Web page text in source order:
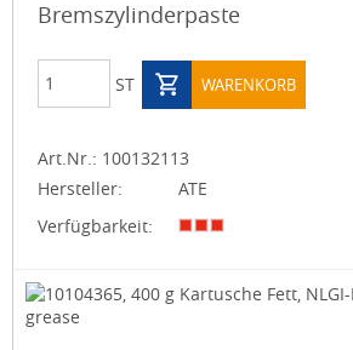
Bremszylinderpaste
ST WARENKORB
Art.Nr.: 100132113
Hersteller:
ATE
Verfügbarkeit: